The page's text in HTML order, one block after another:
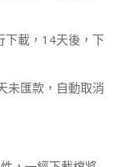
下載，14天後，下
未匯款，自動取消